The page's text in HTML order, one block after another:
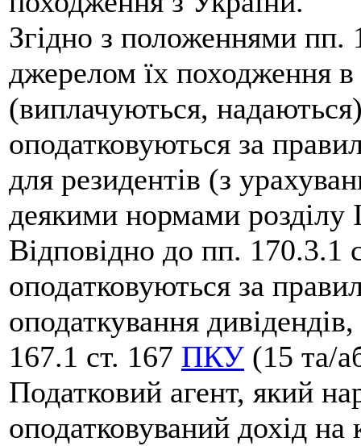
Згідно з положеннями пп.
джерелом їх походження
(виплачуються,
оподатковуються за
для резидентів (з
деякими нормами розділу
Відповідно до пп. 170.3.1
оподатковуються за
оподаткування
167.1 ст. 167 ПКУ (15 та/
Податковий агент, який
оподатковуваний дохід на